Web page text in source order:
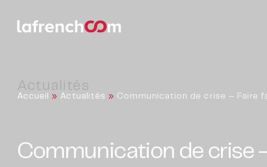
Actualités
Accueil » Actualités » Communication de crise – Faire
Communication de crise